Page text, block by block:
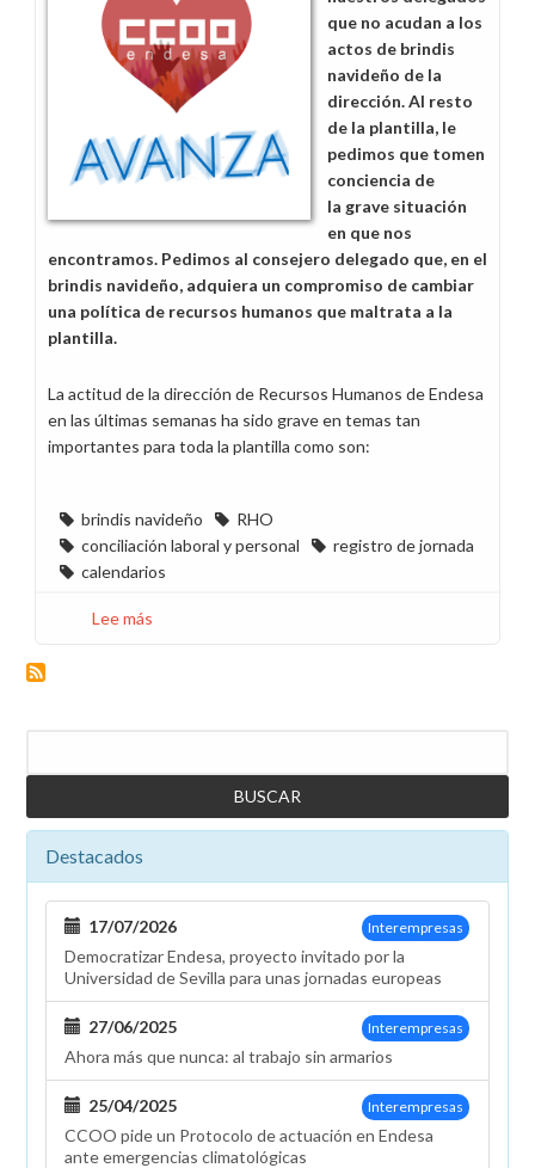
que no acudan a los
actos de brindis
navideño de la
dirección. Al resto
de la plantilla, le
pedimos que tomen
conciencia de
la grave situación
en que nos
encontramos. Pedimos al consejero delegado que, en el
brindis navideño, adquiera un compromiso de cambiar
una política de recursos humanos que maltrata a la
plantilla.
La actitud de la dirección de Recursos Humanos de Endesa
en las últimas semanas ha sido grave en temas tan
importantes para toda la plantilla como son:
brindis navideño
RHO
conciliación laboral y personal
registro de jornada
calendarios
Lee más
que
Destacados
Interempresas
17/07/2026
Democratizar Endesa, proyecto invitado por la
Universidad de Sevilla para unas jornadas europeas
Interempresas
27/06/2025
Ahora más que nunca: al trabajo sin armarios
Interempresas
25/04/2025
CCOO pide un Protocolo de actuación en Endesa
ante emergencias climatológicas